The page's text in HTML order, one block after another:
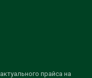
прайса на